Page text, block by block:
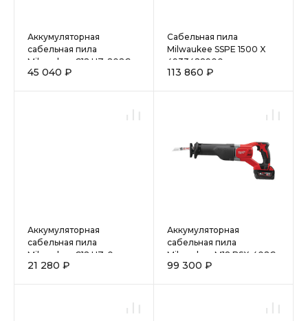
Аккумуляторная
сабельная пила
Milwaukee C12 HZ-202С
4933441195
45 040 ₽
Сабельная пила
Milwaukee SSPE 1500 X
4933428900
113 860 ₽
Аккумуляторная
сабельная пила
Milwaukee C12 HZ-0
4933411925
21 280 ₽
Аккумуляторная
сабельная пила
Milwaukee M18 BSX-402С
4933447285
99 300 ₽